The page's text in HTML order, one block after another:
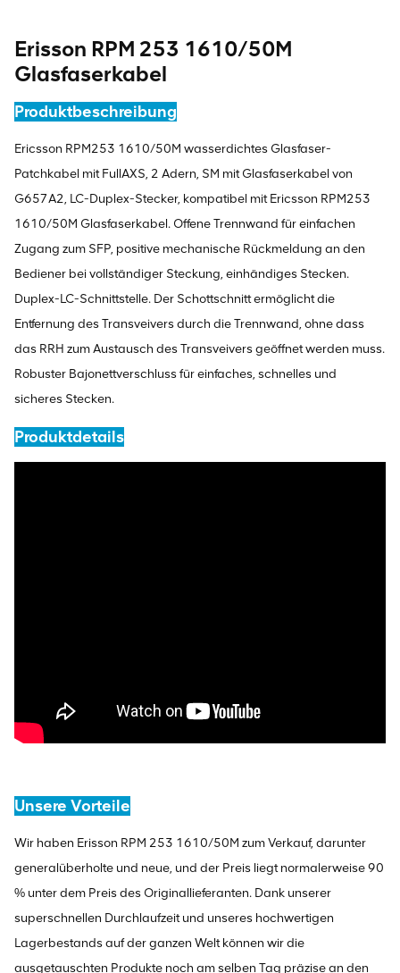
Erisson RPM 253 1610/50M
Glasfaserkabel
Produktbeschreibung
Ericsson RPM253 1610/50M wasserdichtes Glasfaser-
Patchkabel mit FullAXS, 2 Adern, SM mit Glasfaserkabel von
G657A2, LC-Duplex-Stecker, kompatibel mit Ericsson RPM253
1610/50M Glasfaserkabel. Offene Trennwand für einfachen
Zugang zum SFP, positive mechanische Rückmeldung an den
Bediener bei vollständiger Steckung, einhändiges Stecken.
Duplex-LC-Schnittstelle. Der Schottschnitt ermöglicht die
Entfernung des Transveivers durch die Trennwand, ohne dass
das RRH zum Austausch des Transveivers geöffnet werden muss.
Robuster Bajonettverschluss für einfaches, schnelles und
sicheres Stecken.
Produktdetails
Unsere Vorteile
Wir haben Erisson RPM 253 1610/50M zum Verkauf, darunter
generalüberholte und neue, und der Preis liegt normalerweise 90
% unter dem Preis des Originallieferanten. Dank unserer
superschnellen Durchlaufzeit und unseres hochwertigen
Lagerbestands auf der ganzen Welt können wir die
ausgetauschten Produkte noch am selben Tag präzise an den